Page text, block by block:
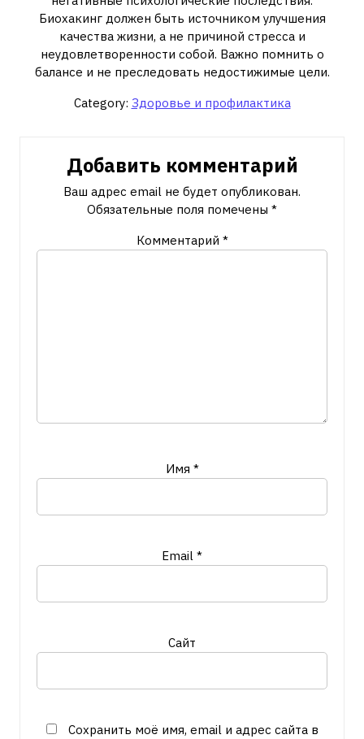
Биохакинг должен быть источником улучшения
качества жизни, а не причиной стресса и
неудовлетворенности собой. Важно помнить о
балансе и не преследовать недостижимые цели.
Category: Здоровье и профилактика
Добавить комментарий
Ваш адрес email не будет опубликован.
Обязательные поля помечены *
Комментарий *
Имя *
Email *
Сайт
Сохранить моё имя, email и адрес сайта в